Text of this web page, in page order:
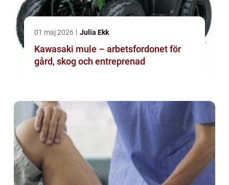
01 maj 2026 Julia Ekk
Kawasaki mule – arbetsfordonet för
gård, skog och entreprenad